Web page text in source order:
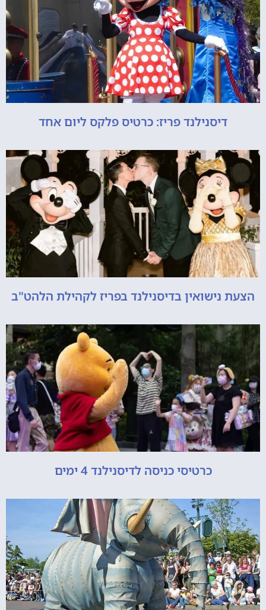
דיסנילנד פריז: כרטיס פלקס ליום אחד
הצעת נישואין בדיסנילנד בפריז לקהילת הלהט"ב
כרטיסי כניסה לדיסנילנד 4 ימים